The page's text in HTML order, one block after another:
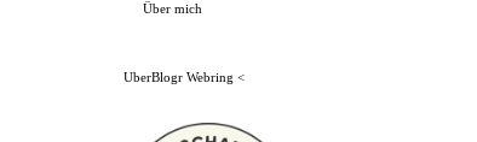
Über mich
UberBlogr Webring <